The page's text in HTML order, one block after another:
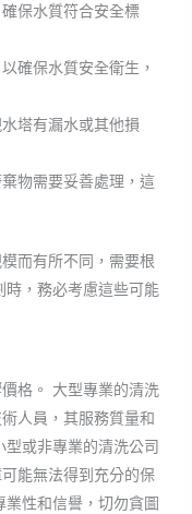
保水質符合安全標
確保水質安全衛生，
塔有漏水或其他損
物需要妥善處理，這
而有所不同，需要根
，務必考慮這些可能
格。 大型專業的清洗
人員，其服務質量和
或非專業的清洗公司
能無法得到充分的保
性和信譽，切勿貪圖